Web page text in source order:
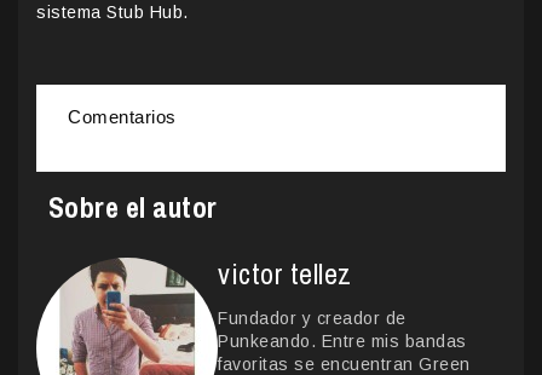
sistema Stub Hub.
Comentarios
Sobre el autor
victor tellez
Fundador y creador de
Punkeando. Entre mis bandas
favoritas se encuentran Green